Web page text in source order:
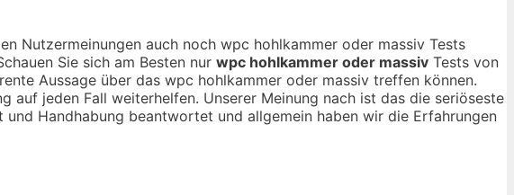
Nutzermeinungen auch noch wpc hohlkammer oder massiv Tests
Sie sich am Besten nur wpc hohlkammer oder massiv Tests von
Aussage über das wpc hohlkammer oder massiv treffen können.
auf jeden Fall weiterhelfen. Unserer Meinung nach ist das die seriöseste
Handhabung beantwortet und allgemein haben wir die Erfahrungen